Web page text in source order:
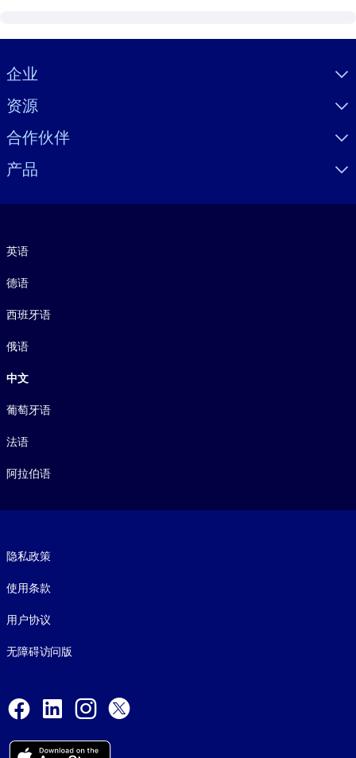
Visually hidden Text
企业
资源
合作伙伴
产品
英语
德语
西班牙语
俄语
中文
葡萄牙语
法语
阿拉伯语
隐私政策
使用条款
用户协议
无障碍访问版
Facebook
LinkedInInstagram